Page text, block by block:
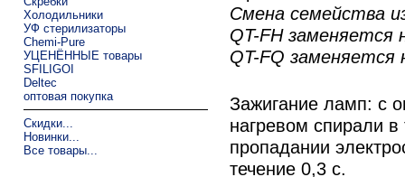
Холодильники
УФ стерилизаторы
Chemi-Pure
УЦЕНЁННЫЕ товары
SFILIGOI
Deltec
оптовая покупка
Скидки...
Новинки...
Все товары...
Смена семейства
QT-FH заменяется
QT-FQ заменяется
Зажигание ламп: с
нагревом спирали
пропадании
течение 0,3 с.